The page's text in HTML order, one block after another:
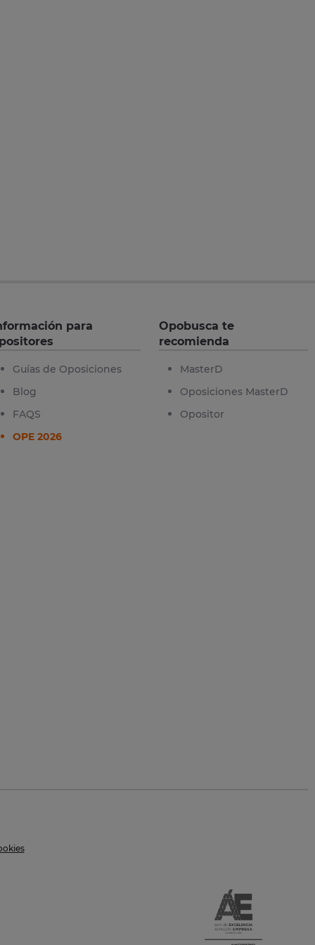
para
Guías de Oposiciones
Blog
FAQS
OPE 2026
Opobusca te
recomienda
MasterD
Oposiciones MasterD
Opositor